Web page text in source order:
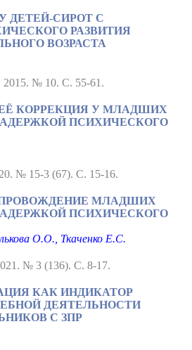
ДЕТЕЙ-СИРОТ С
РАЗВИТИЯ
ВОЗРАСТА
2015. № 10. С. 55-61.
КОРРЕКЦИЯ У МЛАДШИХ
ПСИХИЧЕСКОГО
№ 15-3 (67). С. 15-16.
МЛАДШИХ
ПСИХИЧЕСКОГО
О.О., Ткаченко Е.С.
№ 3 (136). С. 8-17.
КАК ИНДИКАТОР
ДЕЯТЕЛЬНОСТИ
С ЗПР